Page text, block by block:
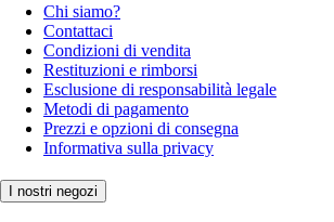
Chi siamo?
Contattaci
Condizioni di vendita
Restituzioni e rimborsi
Esclusione di responsabilità legale
Metodi di pagamento
Prezzi e opzioni di consegna
Informativa sulla privacy
I nostri negozi